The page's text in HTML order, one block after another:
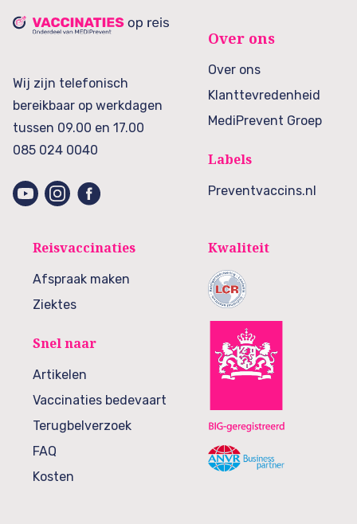
Wij zijn telefonisch
bereikbaar op werkdagen
tussen 09.00 en 17.00
085 024 0040
Over ons
Over ons
Klanttevredenheid
MediPrevent Groep
Labels
Preventvaccins.nl
Reisvaccinaties
Afspraak maken
Ziektes
Snel naar
Artikelen
Vaccinaties bedevaart
Terugbelverzoek
FAQ
Kosten
Kwaliteit